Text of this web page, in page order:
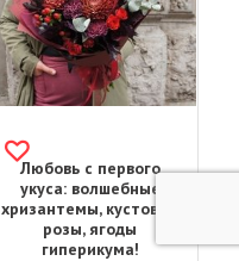
Любовь с первого
укуса: волшебные
хризантемы, кустовые
розы, ягоды
гиперикума!